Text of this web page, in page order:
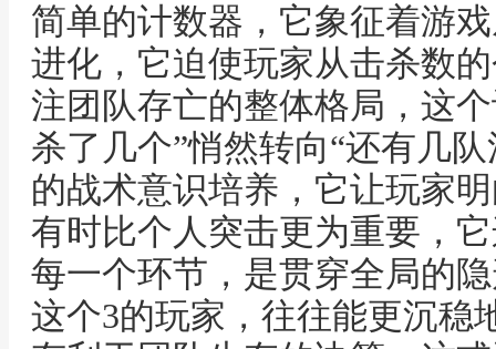
简单的计数器，它象征着游
进化，它迫使玩家从击杀数
注团队存亡的整体格局，这
杀了几个”悄然转向“还有几
的战术意识培养，它让玩家
有时比个人突击更为重要，
每一个环节，是贯穿全局的
这个3的玩家，往往能更沉稳